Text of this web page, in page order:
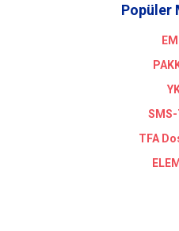
Popüler
SMS-
TFA